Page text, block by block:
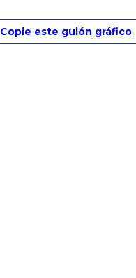
Copie este guión gráfico